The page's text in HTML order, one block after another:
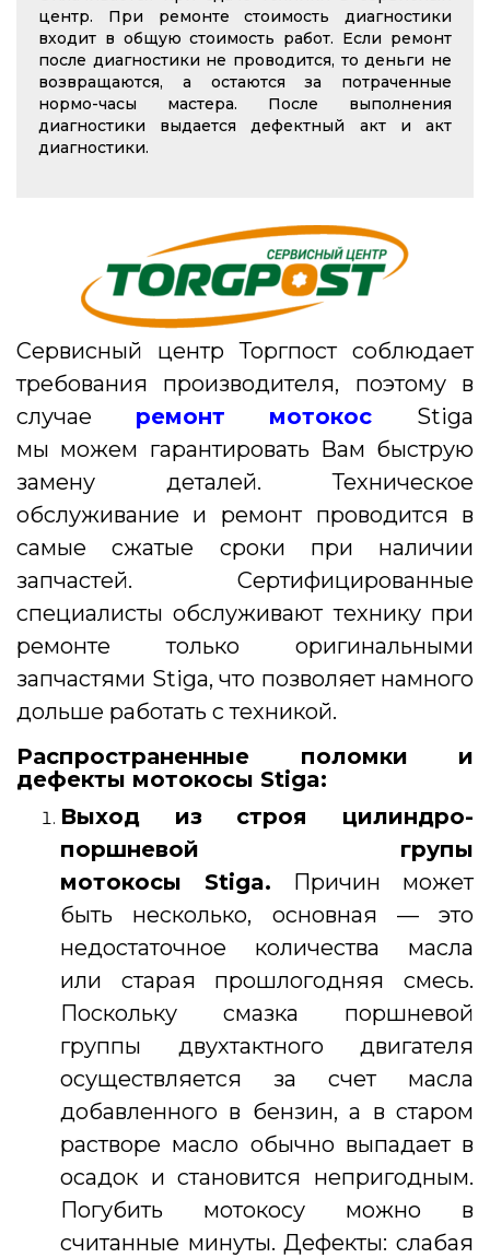
Сервисный центр Торгпост соблюдает
требования производителя, поэтому в
случае ремонт мотокос
Stiga
мы можем гарантировать Вам быструю
замену деталей. Техническое
обслуживание и
ремонт проводится в
самые сжатые сроки при наличии
запчастей. Сертифицированные
специалисты обслуживают технику при
ремонте только оригинальными
запчастями Stiga, что позволяет намного
дольше работать с техникой.
Распространенные поломки и
дефекты мотокосы Stiga:
Выход из строя цилиндро-
поршневой групы
мотокосы Stiga.
Причин может
быть несколько, основная — это
недостаточное количества масла
или старая прошлогодняя смесь.
Поскольку смазка поршневой
группы двухтактного двигателя
осуществляется за счет масла
добавленного в бензин, а в старом
растворе масло обычно выпадает в
осадок и становится непригодным.
Погубить мотокосу можно в
считанные минуты. Дефекты: слабая
центр. При ремонте стоимость диагностики
входит в общую стоимость работ. Если ремонт
после диагностики не проводится, то деньги не
возвращаются, а остаются за потраченные
нормо-часы мастера. После выполнения
диагностики выдается дефектный акт и акт
диагностики.